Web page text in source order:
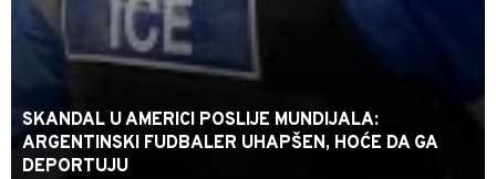
SKANDAL U AMERICI POSLIJE MUNDIJALA:
ARGENTINSKI FUDBALER UHAPŠEN, HOĆE DA GA
DEPORTUJU